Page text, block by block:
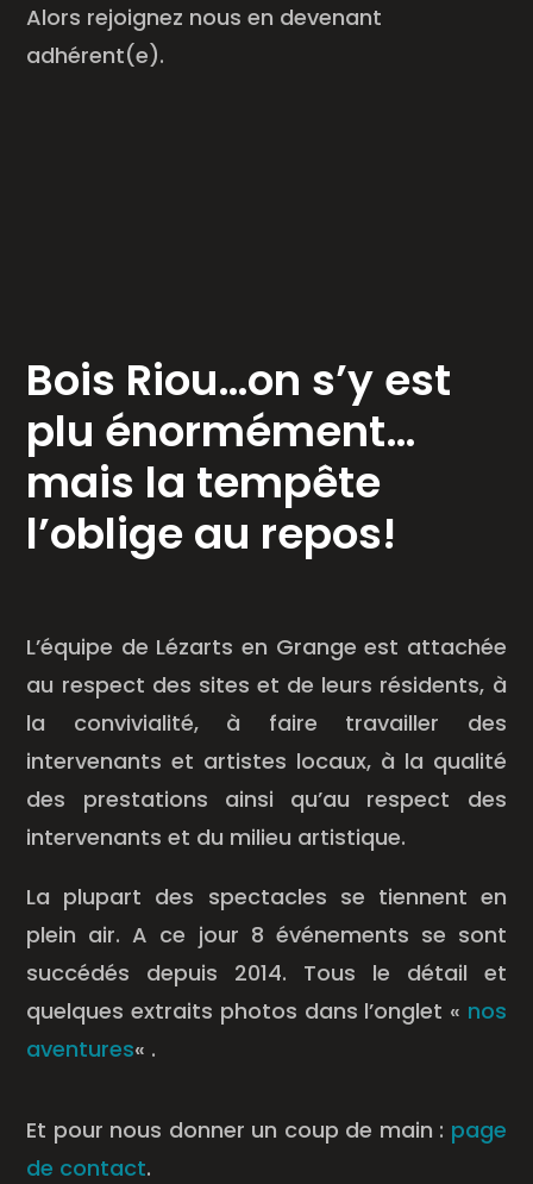
Alors rejoignez nous en devenant
adhérent(e).
Bois Riou…on s’y est
plu énormément…
mais la tempête
l’oblige au repos!
L’équipe de Lézarts en Grange est attachée
au respect des sites et de leurs résidents, à
la convivialité, à faire travailler des
intervenants et artistes locaux, à la qualité
des prestations ainsi qu’au respect des
intervenants et du milieu artistique.
La plupart des spectacles se tiennent en
plein air. A ce jour 8 événements se sont
succédés depuis 2014. Tous le détail et
quelques extraits photos dans l’onglet « nos
aventures« .
Et pour nous donner un coup de main : page
de contact.